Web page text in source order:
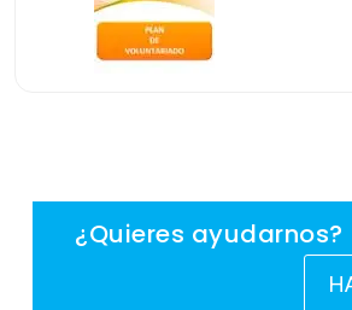
¿Quieres ayudarnos?